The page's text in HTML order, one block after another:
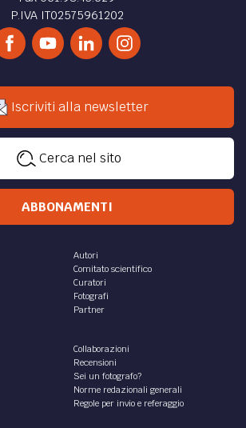
P.IVA IT02575961202
Iscriviti alla newsletter
Cerca nel sito
ABBONAMENTI
Autori
Comitato scientifico
Curatori
Fotografi
Partner
Collaborazioni
Recensioni
Sei un fotografo?
Norme redazionali generali
Regole per invio e referaggio